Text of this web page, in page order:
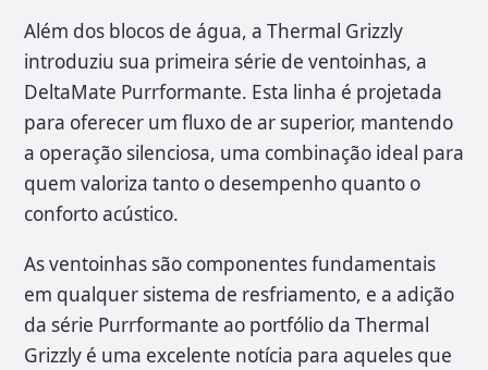
Além dos blocos de água, a Thermal Grizzly
introduziu sua primeira série de ventoinhas, a
DeltaMate Purrformante. Esta linha é projetada
para oferecer um fluxo de ar superior, mantendo
a operação silenciosa, uma combinação ideal para
quem valoriza tanto o desempenho quanto o
conforto acústico.
As ventoinhas são componentes fundamentais
em qualquer sistema de resfriamento, e a adição
da série Purrformante ao portfólio da Thermal
Grizzly é uma excelente notícia para aqueles que